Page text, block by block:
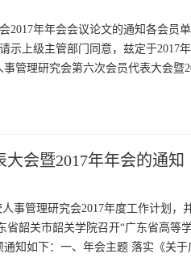
2017年年会会议论文的通知各会员
示上级主管部门同意，兹定于2017
事管理研究会第六次会员代表大会
会暨2017年年会的通知
事管理研究会2017年度工作计划，
省韶关市韶关学院召开“广东省高等
通知如下：一、年会主题 落实《